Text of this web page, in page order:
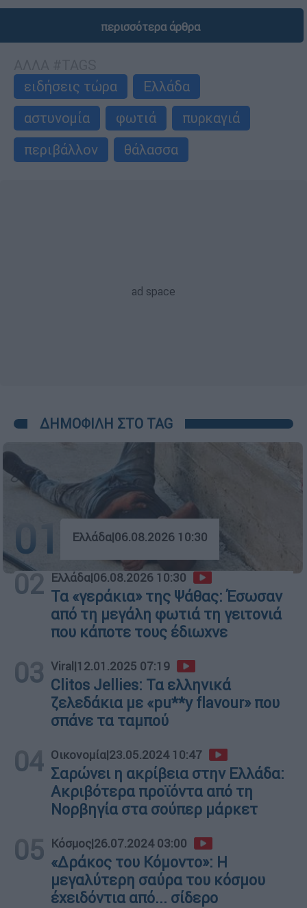
περισσότερα άρθρα
ειδήσεις τώρα
Ελλάδα
αστυνομία
φωτιά
πυρκαγιά
περιβάλλον
θάλασσα
ΔΗΜΟΦΙΛΗ ΣΤΟ TAG
01 Ελλάδα|06.08.2026 10:30
02 Ελλάδα|06.08.2026 10:30
Τα «γεράκια» της Ψάθας: Έσωσαν
από τη μεγάλη φωτιά τη γειτονιά
που κάποτε τους έδιωχνε
03 Viral |12.01.2025 07:19
Clitos Jellies: Τα ελληνικά
ζελεδάκια με «pu**y flavour» που
σπάνε τα ταμπού
04 Οικονομία|23.05.2024 10:47
Σαρώνει η ακρίβεια στην Ελλάδα:
Ακριβότερα προϊόντα από τη
Νορβηγία στα σούπερ μάρκετ
05 Κόσμος|26.07.2024 03:00
«Δράκος του Κόμοντο»: Η
μεγαλύτερη σαύρα του κόσμου
έχειδόντια από... σίδερο